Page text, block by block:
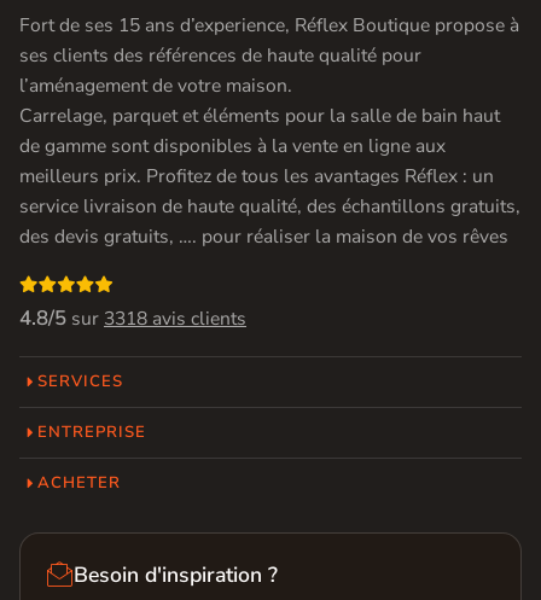
Fort de ses 15 ans d’experience, Réflex Boutique propose à
ses clients des références de haute qualité pour
l’aménagement de votre maison.
Carrelage, parquet et éléments pour la salle de bain haut
de gamme sont disponibles à la vente en ligne aux
meilleurs prix. Profitez de tous les avantages Réflex : un
service livraison de haute qualité, des échantillons gratuits,
des devis gratuits, …. pour réaliser la maison de vos rêves

4.8/5 sur 3318 avis clients
SERVICES
ENTREPRISE
ACHETER
Besoin d'inspiration ?